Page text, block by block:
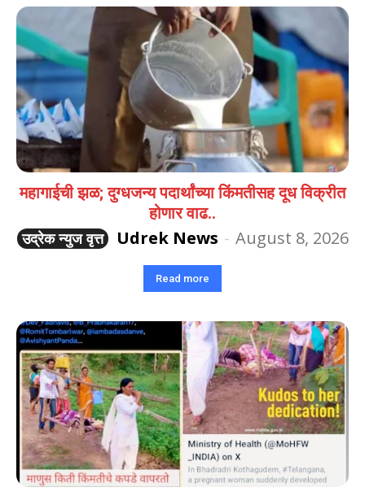
महागाईची झळ; दुग्धजन्य पदार्थांच्या किंमतीसह दूध विक्रीत
होणार वाढ..
उद्रेक न्युज वृत्त
Udrek News - August 8, 2026
Read more